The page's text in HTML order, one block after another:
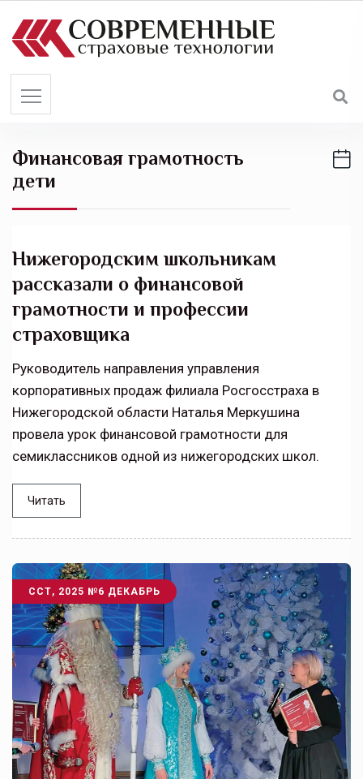
Финансовая грамотность
дети
Нижегородским школьникам
рассказали о финансовой
грамотности и профессии
страховщика
Руководитель направления управления
корпоративных продаж филиала Росгосстраха в
Нижегородской области Наталья Меркушина
провела урок финансовой грамотности для
семиклассников одной из нижегородских школ.
Читать
ССТ, 2025 №6 ДЕКАБРЬ